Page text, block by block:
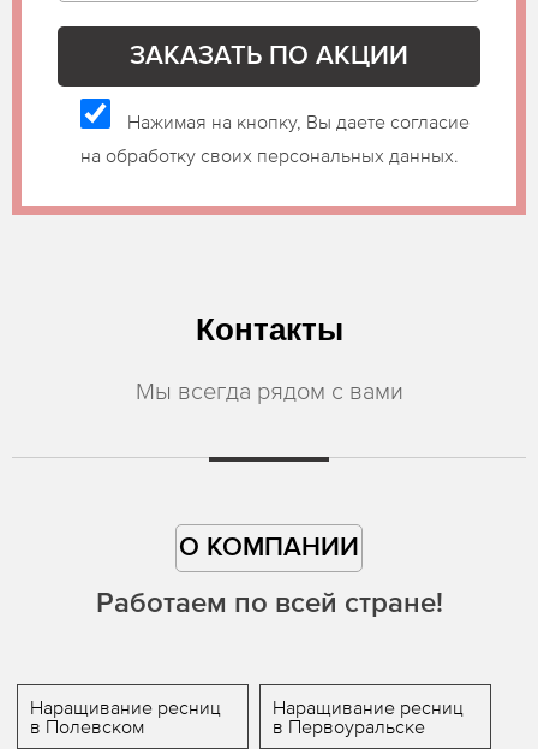
Нажимая на кнопку, Вы даете согласие
на обработку своих персональных данных.
Контакты
Мы всегда рядом с вами
О КОМПАНИИ
Работаем по всей стране!
Наращивание ресниц
в Полевском
Наращивание ресниц
в Первоуральске